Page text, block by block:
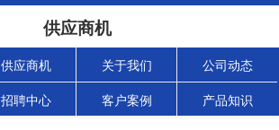
供应商机
供应商机 关于我们 公司动态
招聘中心 客户案例 产品知识